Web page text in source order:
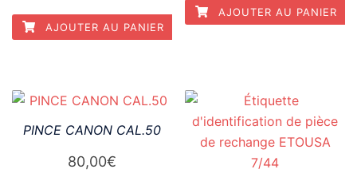
AJOUTER AU PANIER
AJOUTER AU PANIER
PINCE CANON CAL.50
80,00€